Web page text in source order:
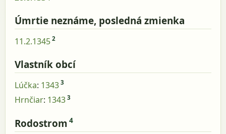
Úmrtie neznáme, posledná zmienka
11.2.1345 2
Vlastník obcí
Lúčka: 1343 3
Hrnčiar: 1343 3
Rodostrom 4